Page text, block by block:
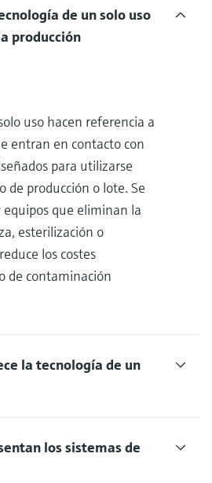
de un solo uso
producción
uso hacen referencia a
entran en contacto con
para utilizarse
de producción o lote. Se
que eliminan la
esterilización o
los costes
de contaminación
la tecnología de un
los sistemas de